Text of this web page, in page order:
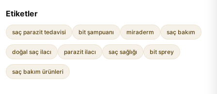
Etiketler
saç parazit tedavisi bit şampuanı miraderm saç bakım
doğal saç ilacı parazit ilacı saç sağlığı bit sprey
saç bakım ürünleri